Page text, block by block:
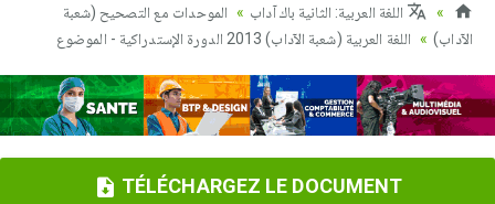
اللغة العربية: الثانية باك آداب
الموحدات مع التصحيح (شعبة
الآداب)
اللغة العربية (شعبة الآداب) 2013 الدورة الإستدراكية - الموضوع
TÉLÉCHARGEZ LE DOCUMENT